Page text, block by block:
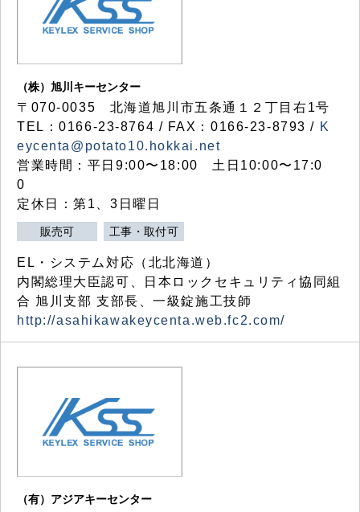
（株）旭川キーセンター
〒070-0035 北海道旭川市五条通１２丁目右1号
TEL：0166-23-8764 / FAX：0166-23-8793 / K
eycenta@potato10.hokkai.net
営業時間：平日9:00〜18:00 土日10:00〜17:0
0
定休日：第1、3日曜日
販売可 工事・取付可
EL・システム対応（北北海道）
内閣総理大臣認可、日本ロックセキュリティ協同組
合 旭川支部 支部長、一級錠施工技師
http://asahikawakeycenta.web.fc2.com/
（有）アジアキーセンター